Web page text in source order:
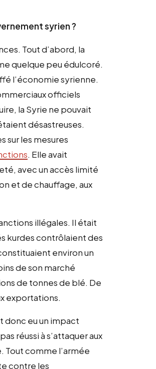
syrien ?
Tout d’abord, la
quelque peu édulcoré.
l’économie syrienne.
officiels
la Syrie ne pouvait
désastreuses.
sur les mesures
. Elle avait
avec un accès limité
et de chauffage, aux
illégales. Il était
kurdes contrôlaient des
environ un
de son marché
de tonnes de blé. De
exportations.
donc eu un impact
réussi à s’attaquer aux
Tout comme l’armée
contre les